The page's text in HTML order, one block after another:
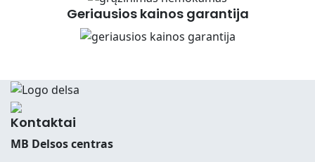
Geriausios kainos garantija
Kontaktai
MB Delsos centras